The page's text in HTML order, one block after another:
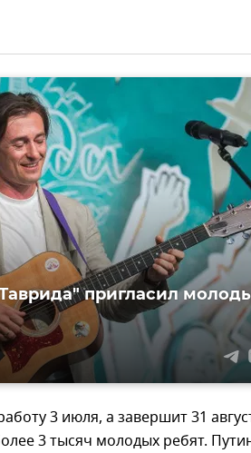
пригласил
3 июля, а завершит 31
3 тысяч молодых ребят.